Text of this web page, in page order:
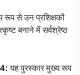
रूप से उन प्रशिक्षकों
बनाने में सर्वश्रेष्ठ
यह पुरस्कार मुख्य रूप